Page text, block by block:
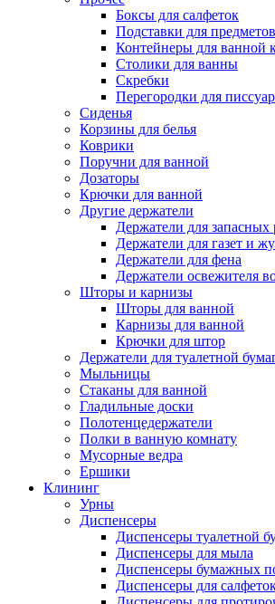
Боксы для салфеток
Подставки для предметов
Контейнеры для ванной
Столики для ванны
Скребки
Перегородки для
Сиденья
Корзины для белья
Коврики
Поручни для ванной
Дозаторы
Крючки для ванной
Другие держатели
Держатели для запасных
Держатели для газет и
Держатели для фена
Держатели освежителя
Шторы и карнизы
Шторы для ванной
Карнизы для ванной
Крючки для штор
Держатели для туалетной
Мыльницы
Стаканы для ванной
Гладильные доски
Полотенцедержатели
Полки в ванную комнату
Мусорные ведра
Ершики
Клининг
Урны
Диспенсеры
Диспенсеры туалетной
Диспенсеры для мыла
Диспенсеры бумажных
Диспенсеры для